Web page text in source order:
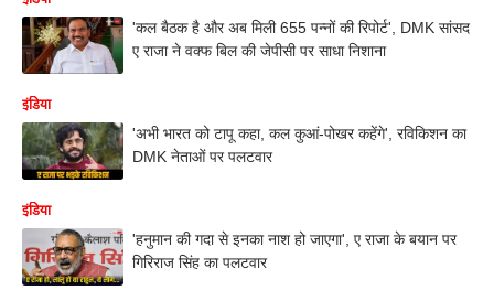
'कल बैठक है और अब मिली 655 पन्नों की रिपोर्ट', DMK सांसद
ए राजा ने वक्फ बिल की जेपीसी पर साधा निशाना
इंडिया
'अभी भारत को टापू कहा, कल कुआं-पोखर कहेंगे', रविकिशन का
DMK नेताओं पर पलटवार
इंडिया
'हनुमान की गदा से इनका नाश हो जाएगा', ए राजा के बयान पर
गिरिराज सिंह का पलटवार